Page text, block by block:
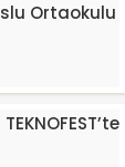
Ortaokulu